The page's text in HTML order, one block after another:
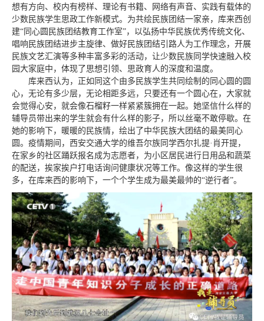
想有方向、校内有榜样、理论有书籍、网络有声音、实践有载体的
少数民族学生思政工作新模式。为共绘民族团结一家亲，库来西创
建“同心圆民族团结教育工作室”，以弘扬中华民族优秀传统文化、
唱响民族团结进步主旋律、做好民族团结引路人为工作理念，开展
民族文艺汇演等多种丰富多彩的活动，让少数民族同学快速融入校
园大家庭中，体现了思想引领、思政育人的深度和温度。
库来西认为，正如同这个由多民族学生共同绘制的同心圆的圆
心，无论有多少层，无论相距多远，只要还有一个圆心在，大家就
会觉得心安，就会像石榴籽一样紧紧簇拥在一起。她坚信什么样的
辅导员带出来的学生就会有什么样的影子，所以丝毫不敢停歇。在
她的影响下，暖暖的民族情，绘出了中华民族大团结的最美同心
圆。疫情期间，西安交通大学的维吾尔族同学西尔扎提·肖开提，
在家乡的社区踊跃报名成为志愿者，为小区居民进行日用品和蔬菜
的配送，挨家挨户打电话询问健康状况等工作。像这样的学生很
多，在库来西的影响下，一个个学生成为最美最帅的“逆行者”。